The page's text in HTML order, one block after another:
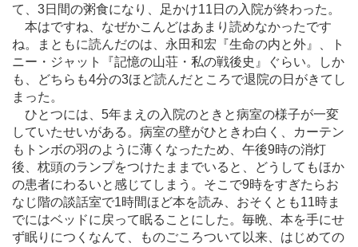
て、3日間の粥食になり、足かけ11日の入院が終わった。
本はですね、なぜかこんどはあまり読めなかったです
ね。まともに読んだのは、永田和宏『生命の内と外』、ト
ニー・ジャット『記憶の山荘・私の戦後史』ぐらい。しか
も、どちらも4分の3ほど読んだところで退院の日がきてし
まった。
ひとつには、5年まえの入院のときと病室の様子が一変
していたせいがある。病室の壁がひときわ白く、カーテン
もトンボの羽のように薄くなったため、午後9時の消灯
後、枕頭のランプをつけたままでいると、どうしてもほか
の患者にわるいと感じてしまう。そこで9時をすぎたらお
なじ階の談話室で1時間ほど本を読み、おそくとも11時ま
でにはベッドに戻って眠ることにした。毎晩、本を手にせ
ず眠りにつくなんて、ものごころついて以来、はじめての